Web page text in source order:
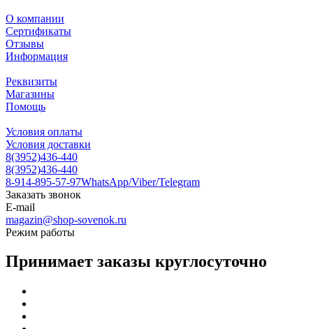
О компании
Сертификаты
Отзывы
Информация
Реквизиты
Магазины
Помощь
Условия оплаты
Условия доставки
8(3952)436-440
8(3952)436-440
8-914-895-57-97WhatsApp/Viber/Telegram
Заказать звонок
E-mail
magazin@shop-sovenok.ru
Режим работы
Принимает заказы круглосуточно